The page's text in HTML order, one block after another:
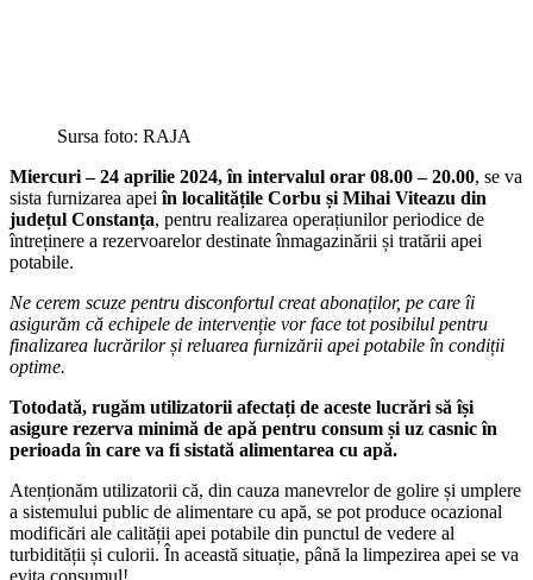
Sursa foto: RAJA
Miercuri – 24 aprilie 2024, în intervalul orar 08.00 – 20.00, se va
sista furnizarea apeiîn localitățile Corbu și Mihai Viteazu din
județul Constanța, pentru realizarea operațiunilor periodice de
întreținere a rezervoarelor destinate înmagazinării și tratării apei
potabile.
Ne cerem scuze pentru disconfortul creat abonaților, pe care îi
asigurăm că echipele de intervenție vor face tot posibilul pentru
finalizarea lucrărilor și reluarea furnizării apei potabile în condiții
optime.
Totodată, rugăm utilizatorii afectați de aceste lucrări să își
asigure rezerva minimă de apă pentru consum și uz casnic în
perioada în care va fi sistată alimentarea cu apă.
Atenționăm utilizatorii că, din cauza manevrelor de golire și umplere
a sistemului public de alimentare cu apă, se pot produce ocazional
modificări ale calității apei potabile din punctul de vedere al
turbidității și culorii. În această situație, până la limpezirea apei se va
evita consumul!